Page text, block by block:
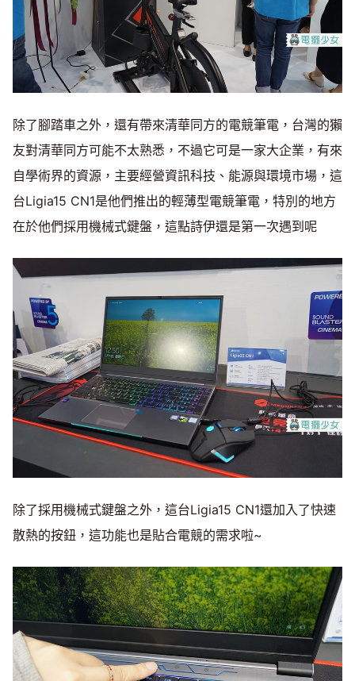
除了腳踏車之外，還有帶來清華同方的電競筆電，台灣的獺
友對清華同方可能不太熟悉，不過它可是一家大企業，有來
自學術界的資源，主要經營資訊科技、能源與環境市場，這
台Ligia15 CN1是他們推出的輕薄型電競筆電，特別的地方
在於他們採用機械式鍵盤，這點詩伊還是第一次遇到呢
除了採用機械式鍵盤之外，這台Ligia15 CN1還加入了快速
散熱的按鈕，這功能也是貼合電競的需求啦~